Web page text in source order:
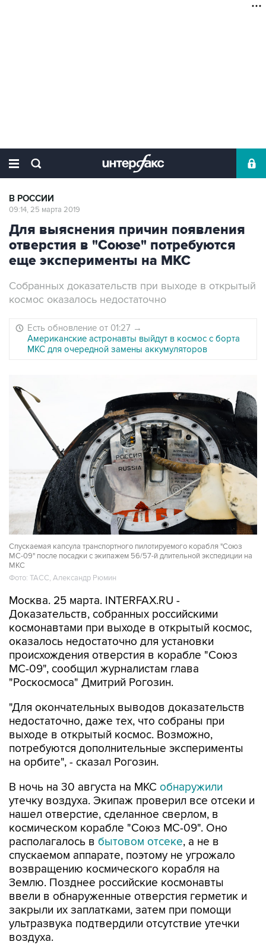
В РОССИИ
09:14, 25 марта 2019
Для выяснения причин появления
отверстия в "Союзе" потребуются
еще эксперименты на МКС
Собранных доказательств при выходе в открытый
космос оказалось недостаточно
Есть обновление от 01:27 →
Американские астронавты выйдут в космос с борта
МКС для очередной замены аккумуляторов
Спускаемая капсула транспортного пилотируемого корабля "Союз
МС-09" после посадки с экипажем 56/57-й длительной экспедиции на
МКС
Фото: ТАСС, Александр Рюмин
Москва. 25 марта. INTERFAX.RU -
Доказательств, собранных российскими
космонавтами при выходе в открытый космос,
оказалось недостаточно для установки
происхождения отверстия в корабле "Союз
МС-09", сообщил журналистам глава
"Роскосмоса" Дмитрий Рогозин.
"Для окончательных выводов доказательств
недостаточно, даже тех, что собраны при
выходе в открытый космос. Возможно,
потребуются дополнительные эксперименты
на орбите", - сказал Рогозин.
В ночь на 30 августа на МКС обнаружили
утечку воздуха. Экипаж проверил все отсеки и
нашел отверстие, сделанное сверлом, в
космическом корабле "Союз МС-09". Оно
располагалось в бытовом отсеке, а не в
спускаемом аппарате, поэтому не угрожало
возвращению космического корабля на
Землю. Позднее российские космонавты
ввели в обнаруженные отверстия герметик и
закрыли их заплатками, затем при помощи
ультразвука подтвердили отсутствие утечки
воздуха.